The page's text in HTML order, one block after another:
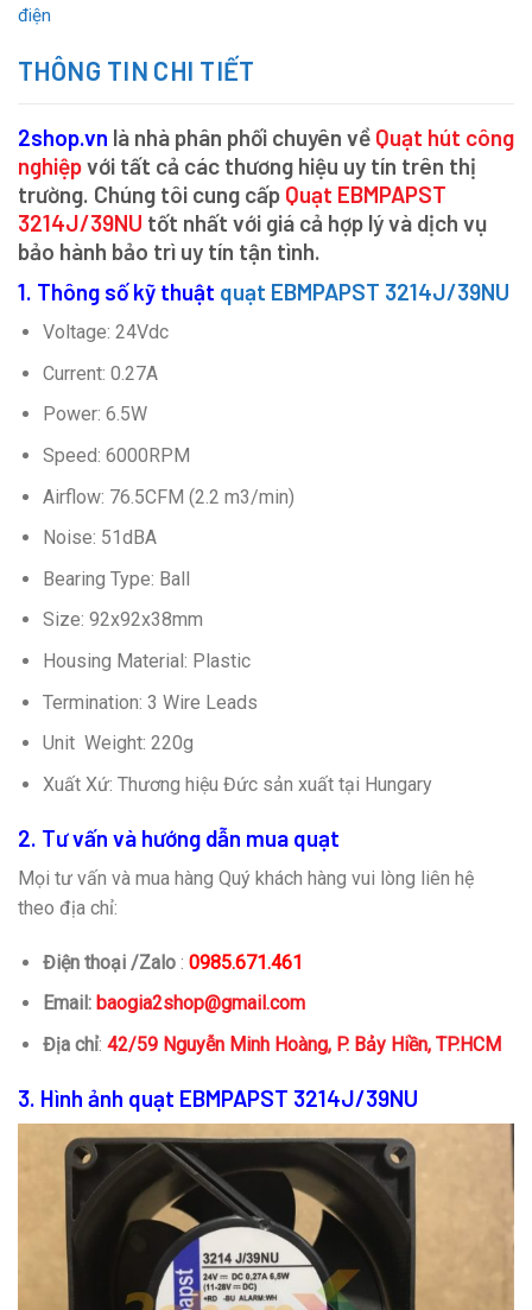
điện
THÔNG TIN CHI TIẾT
2shop.vn là nhà phân phối chuyên về Quạt hút công
nghiệpvới tất cả các thương hiệu uy tín trên thị
trường. Chúng tôi cung cấp Quạt EBMPAPST
3214J/39NU tốt nhất với giá cả hợp lý và dịch vụ
bảo hành bảo trì uy tín tận tình.
1. Thông số kỹ thuật quạt EBMPAPST 3214J/39NU
Voltage: 24Vdc
Current: 0.27A
Power: 6.5W
Speed: 6000RPM
Airflow: 76.5CFM (2.2 m3/min)
Noise: 51dBA
Bearing Type: Ball
Size: 92x92x38mm
Housing Material: Plastic
Termination: 3 Wire Leads
Unit Weight: 220g
Xuất Xứ: Thương hiệu Đức sản xuất tại Hungary
2. Tư vấn và hướng dẫn mua quạt
Mọi tư vấn và mua hàng Quý khách hàng vui lòng liên hệ
theo địa chỉ:
Điện thoại /Zalo: 0985.671.461
Email: baogia2shop@gmail.com
Địa chỉ: 42/59 Nguyễn Minh Hoàng, P. Bảy Hiền, TP.HCM
3. Hình ảnh quạt EBMPAPST 3214J/39NU